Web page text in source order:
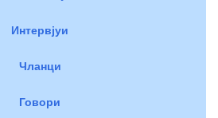
Интервјуи
Чланци
Говори